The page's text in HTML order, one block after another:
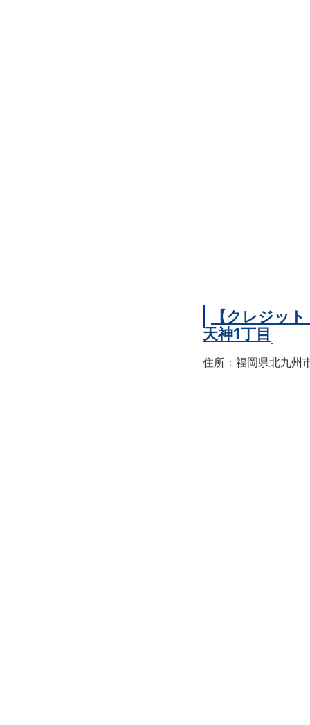
【クレジッ
天神1丁目
住所：福岡県北九州